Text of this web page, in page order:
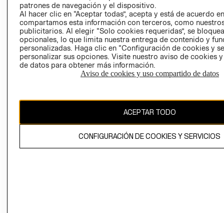
EMPRESARIAL
AVISO DE
PRIVACIDAD
GIFT CARD
AVISO DE
patrones de navegación y el dispositivo.
Al hacer clic en “Aceptar todas”, acepta y está de acuerdo
compartamos esta información con terceros, como
publicitarios. Al elegir “Solo cookies requeridas”, se
opcionales, lo que limita nuestra entrega de contenido y
personalizadas. Haga clic en “Configuración de cookies y
personalizar sus opciones. Visite nuestro aviso de cookies
de datos para obtener más información.
Aviso de cookies y uso compartido de datos
ACEPTAR TODO
CONFIGURACIÓN DE COOKIES Y SERVICIOS